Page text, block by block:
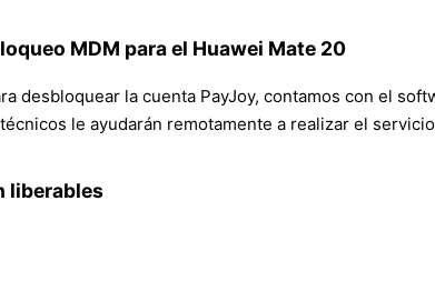
MDM para el Huawei Mate 20
desbloquear la cuenta PayJoy, contamos con el
le ayudarán remotamente a realizar el
liberables